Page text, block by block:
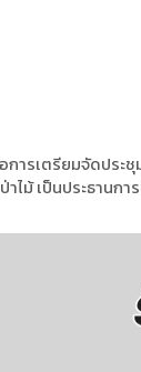
รเตรียมจัดประชุ
ไม้ เป็นประธานก